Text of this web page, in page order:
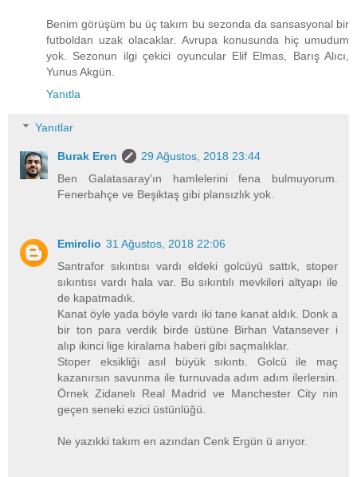
Benim görüşüm bu üç takım bu sezonda da sansasyonal bir
futboldan uzak olacaklar. Avrupa konusunda hiç umudum
yok. Sezonun ilgi çekici oyuncular Elif Elmas, Barış Alıcı,
Yunus Akgün.
Yanıtla
Yanıtlar
Burak Eren
29 Ağustos, 2018 23:44
Ben Galatasaray'ın hamlelerini fena bulmuyorum.
Fenerbahçe ve Beşiktaş gibi plansızlık yok.
Emirclio 31 Ağustos, 2018 22:06
Santrafor sıkıntısı vardı eldeki golcüyü sattık, stoper
sıkıntısı vardı hala var. Bu sıkıntılı mevkileri altyapı ile
de kapatmadık.
Kanat öyle yada böyle vardı iki tane kanat aldık. Donk a
bir ton para verdik birde üstüne Birhan Vatansever i
alıp ikinci lige kiralama haberi gibi saçmalıklar.
Stoper eksikliği asıl büyük sıkıntı. Golcü ile maç
kazanırsın savunma ile turnuvada adım adım ilerlersin.
Örnek Zidanelı Real Madrid ve Manchester City nin
geçen seneki ezici üstünlüğü.
Ne yazıkki takım en azından Cenk Ergün ü arıyor.